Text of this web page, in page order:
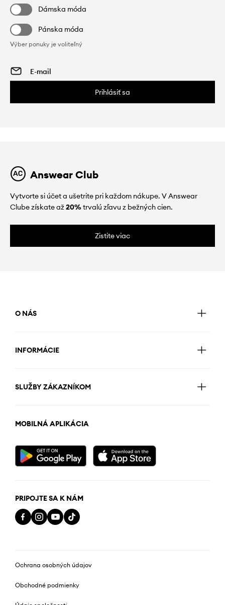
Dámska móda
Pánska móda
Výber ponuky je voliteľný
Prihlásiť sa
Answear Club
Vytvorte si účet a ušetrite pri každom nákupe. V Answear
Clube získate až20%trvalú zľavu z bežných cien.
Zistite viac
O NÁS
INFORMÁCIE
SLUŽBY ZÁKAZNÍKOM
MOBILNÁ APLIKÁCIA
PRIPOJTE SA K NÁM
Ochrana osobných údajov
Obchodné podmienky